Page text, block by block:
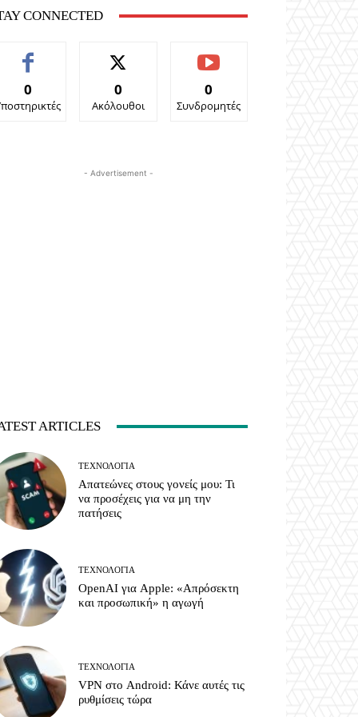
CONNECTED
0 0
Ακόλουθοι
0
Συνδρομητές
- Advertisement -
ARTICLES
ΤΕΧΝΟΛΟΓΊΑ
Απατεώνες στους γονείς μου: Τι
να προσέχεις για να μη την
πατήσεις
ΤΕΧΝΟΛΟΓΊΑ
OpenAI για Apple: «Απρόσεκτη
και προσωπική» η αγωγή
ΤΕΧΝΟΛΟΓΊΑ
VPN στο Android: Κάνε αυτές τις
ρυθμίσεις τώρα